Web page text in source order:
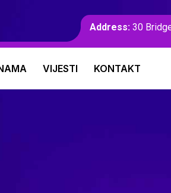
Address: 30
VIJESTI KONTAKT